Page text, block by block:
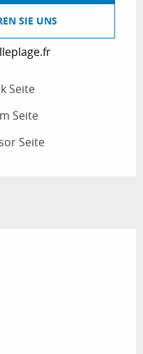
SIE UNS
Seite
Seite
Seite